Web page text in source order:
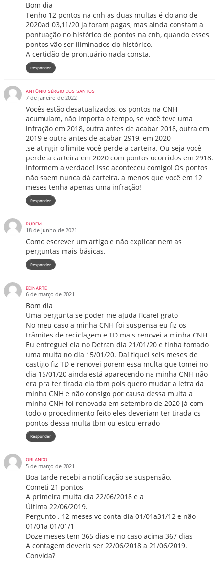
Bom dia
Tenho 12 pontos na cnh as duas multas é do ano de
2020ad 03,11/20 ja foram pagas, mas ainda constam a
pontuação no histórico de pontos na cnh, quando esses
pontos vão ser iliminados do histórico.
A certidão de prontuário nada consta.
Responder
ANTÔNIO SÉRGIO DOS SANTOS
7 de janeiro de 2022
Vocês estão desatualizados, os pontos na CNH
acumulam, não importa o tempo, se você teve uma
infração em 2018, outra antes de acabar 2018, outra em
2019 e outra antes de acabar 2919, em 2020
,se atingir o limite você perde a carteira. Ou seja você
perde a carteira em 2020 com pontos ocorridos em 2918.
Informem a verdade! Isso aconteceu comigo! Os pontos
não saem nunca dá carteira, a menos que você em 12
meses tenha apenas uma infração!
Responder
RUBEM
18 de junho de 2021
Como escrever um artigo e não explicar nem as
perguntas mais básicas.
Responder
EDINARTE
6 de março de 2021
Bom dia
Uma pergunta se poder me ajuda ficarei grato
No meu caso a minha CNH foi suspensa eu fiz os
trâmites de reciclagem e TD mais renovei a minha CNH.
Eu entreguei ela no Detran dia 21/01/20 e tinha tomado
uma multa no dia 15/01/20. Daí fiquei seis meses de
castigo fiz TD e renovei porem essa multa que tomei no
dia 15/01/20 ainda está aparecendo na minha CNH não
era pra ter tirada ela tbm pois quero mudar a letra da
minha CNH e não consigo por causa dessa multa a
minha CNH foi renovada em setembro de 2020 já com
todo o procedimento feito eles deveriam ter tirada os
pontos dessa multa tbm ou estou errado
Responder
ORLANDO
5 de março de 2021
Boa tarde recebi a notificação se suspensão.
Cometi 21 pontos
A primeira multa dia 22/06/2018 e a
Última 22/06/2019.
Pergunto . 12 meses vc conta dia 01/01a31/12 e não
01/01a 01/01/1
Doze meses tem 365 dias e no caso acima 367 dias
A contagem deveria ser 22/06/2018 a 21/06/2019.
Convida?